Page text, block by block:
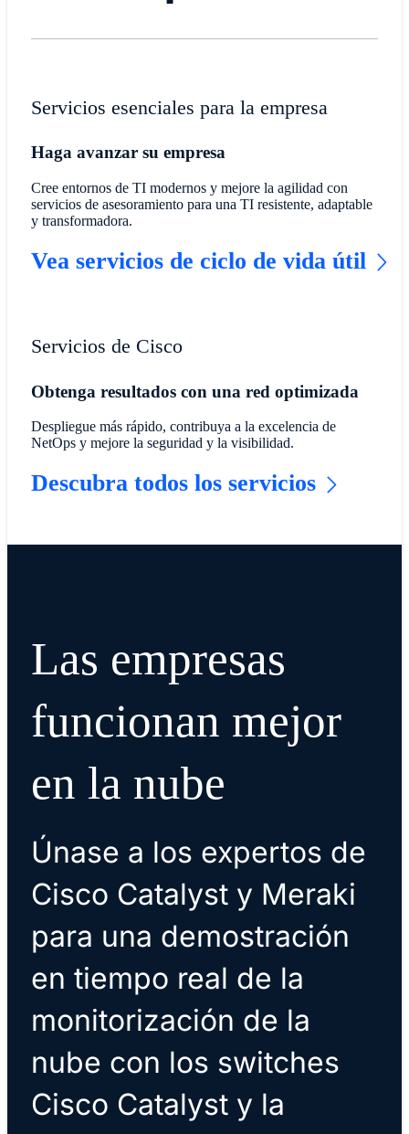
Servicios esenciales para la empresa
Haga avanzar su empresa
Cree entornos de TI modernos y mejore la agilidad con
servicios de asesoramiento para una TI resistente, adaptable
y transformadora.
Vea servicios de ciclo de vida útil
Servicios de Cisco
Obtenga resultados con una red optimizada
Despliegue más rápido, contribuya a la excelencia de
NetOps y mejore la seguridad y la visibilidad.
Descubra todos los servicios
Las empresas
funcionan mejor
en la nube
Únase a los expertos de
Cisco Catalyst y Meraki
para una demostración
en tiempo real de la
monitorización de la
nube con los switches
Cisco Catalyst y la